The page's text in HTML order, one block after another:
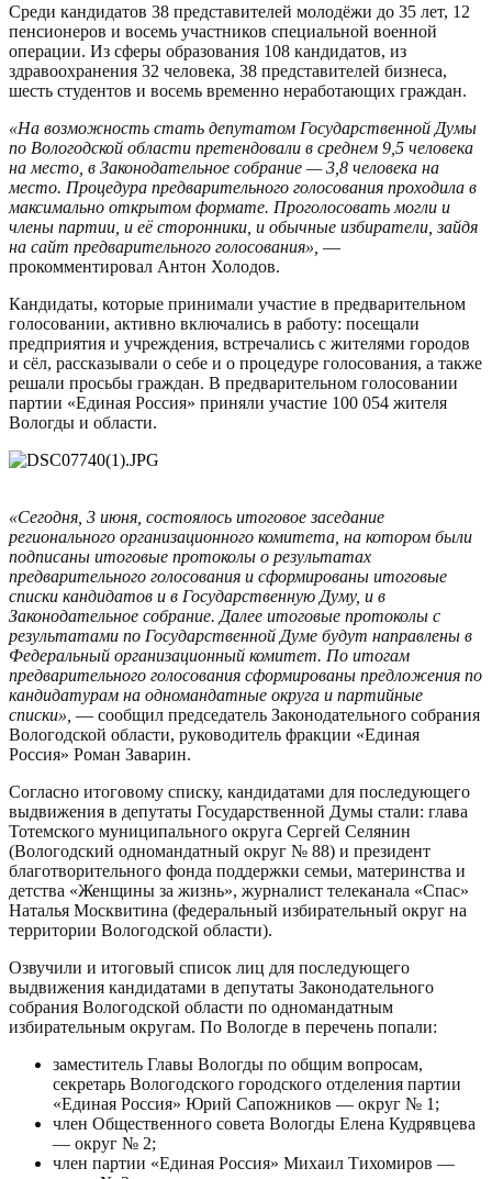
Среди кандидатов 38 представителей молодёжи до 35 лет, 12
пенсионеров и восемь участников специальной военной
операции. Из сферы образования 108 кандидатов, из
здравоохранения 32 человека, 38 представителей бизнеса,
шесть студентов и восемь временно неработающих граждан.
«На возможность стать депутатом Государственной Думы
по Вологодской области претендовали в среднем 9,5 человека
на место, в Законодательное собрание — 3,8 человека на
место. Процедура предварительного голосования проходила в
максимально открытом формате. Проголосовать могли и
члены партии, и её сторонники, и обычные избиратели, зайдя
на сайт предварительного голосования», —
прокомментировал Антон Холодов.
Кандидаты, которые принимали участие в предварительном
голосовании, активно включались в работу: посещали
предприятия и учреждения, встречались с жителями городов
и сёл, рассказывали о себе и о процедуре голосования, а также
решали просьбы граждан. В предварительном голосовании
партии «Единая Россия» приняли участие 100 054 жителя
Вологды и области.
«Сегодня, 3 июня, состоялось итоговое заседание
регионального организационного комитета, на котором были
подписаны итоговые протоколы о результатах
предварительного голосования и сформированы итоговые
списки кандидатов и в Государственную Думу, и в
Законодательное собрание. Далее итоговые протоколы с
результатами по Государственной Думе будут направлены в
Федеральный организационный комитет. По итогам
предварительного голосования сформированы предложения по
кандидатурам на одномандатные округа и партийные
списки», — сообщил председатель Законодательного собрания
Вологодской области, руководитель фракции «Единая
Россия» Роман Заварин.
Согласно итоговому списку, кандидатами для последующего
выдвижения в депутаты Государственной Думы стали: глава
Тотемского муниципального округа Сергей Селянин
(Вологодский одномандатный округ № 88) и президент
благотворительного фонда поддержки семьи, материнства и
детства «Женщины за жизнь», журналист телеканала «Спас»
Наталья Москвитина (федеральный избирательный округ на
территории Вологодской области).
Озвучили и итоговый список лиц для последующего
выдвижения кандидатами в депутаты Законодательного
собрания Вологодской области по одномандатным
избирательным округам. По Вологде в перечень попали:
заместитель Главы Вологды по общим вопросам,
секретарь Вологодского городского отделения партии
«Единая Россия» Юрий Сапожников — округ № 1;
член Общественного совета Вологды Елена Кудрявцева
— округ № 2;
член партии «Единая Россия» Михаил Тихомиров —